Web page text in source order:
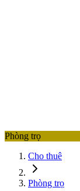
Phòng trọ
Cho thuê
Phòng trọ